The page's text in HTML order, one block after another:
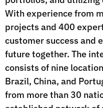
With experience from
projects and 400
customer success and
future together. The
consists of nine
Brazil, China, and
from more than 30